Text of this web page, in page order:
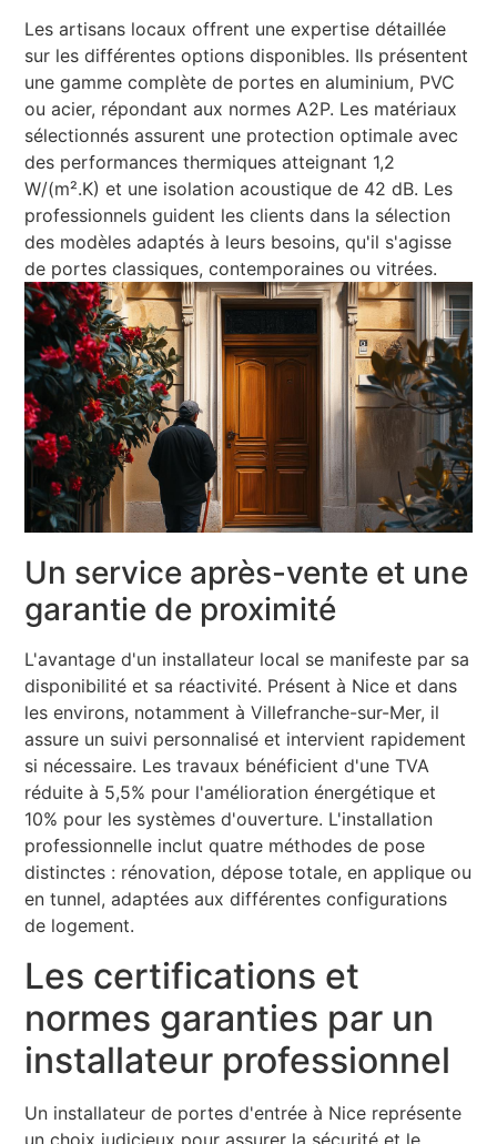
Les artisans locaux offrent une expertise détaillée
sur les différentes options disponibles. Ils présentent
une gamme complète de portes en aluminium, PVC
ou acier, répondant aux normes A2P. Les matériaux
sélectionnés assurent une protection optimale avec
des performances thermiques atteignant 1,2
W/(m².K) et une isolation acoustique de 42 dB. Les
professionnels guident les clients dans la sélection
des modèles adaptés à leurs besoins, qu'il s'agisse
de portes classiques, contemporaines ou vitrées.
Un service après-vente et une
garantie de proximité
L'avantage d'un installateur local se manifeste par sa
disponibilité et sa réactivité. Présent à Nice et dans
les environs, notamment à Villefranche-sur-Mer, il
assure un suivi personnalisé et intervient rapidement
si nécessaire. Les travaux bénéficient d'une TVA
réduite à 5,5% pour l'amélioration énergétique et
10% pour les systèmes d'ouverture. L'installation
professionnelle inclut quatre méthodes de pose
distinctes : rénovation, dépose totale, en applique ou
en tunnel, adaptées aux différentes configurations
de logement.
Les certifications et
normes garanties par un
installateur professionnel
Un installateur de portes d'entrée à Nice représente
un choix judicieux pour assurer la sécurité et le